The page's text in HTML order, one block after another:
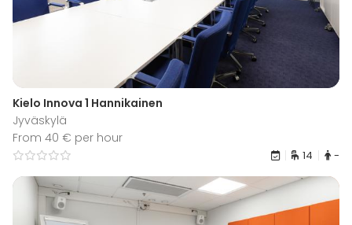
Kielo Innova 1 Hannikainen
Jyväskylä
From 40 € per hour
14 -